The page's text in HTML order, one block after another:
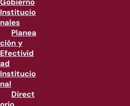
Gobierno
Institucio
nales
Planea
ción y
Efectivid
ad
Institucio
nal
Direct